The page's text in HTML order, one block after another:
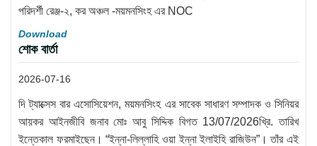
পরিদর্শী রেঞ্জ-২, কর অঞ্চল -ময়মনসিংহ এর NOC
Download
শোক বার্তা
2026-07-16
দি ট্যাক্সেস বার এসোসিয়েশন, ময়মনসিংহ এর সাবেক সাধারণ সম্পাদক ও সিনিয়র
আয়কর আইনজীবি জনাব মোঃ আবু সিদ্দিক বিগত 13/07/2026খ্রি. তারিখ
ইন্তেকাল ফরমাইছেন। “ইন্না-লিল্লাহি ওয়া ইন্না ইলাইহি রাজিউন”। তাঁর এই